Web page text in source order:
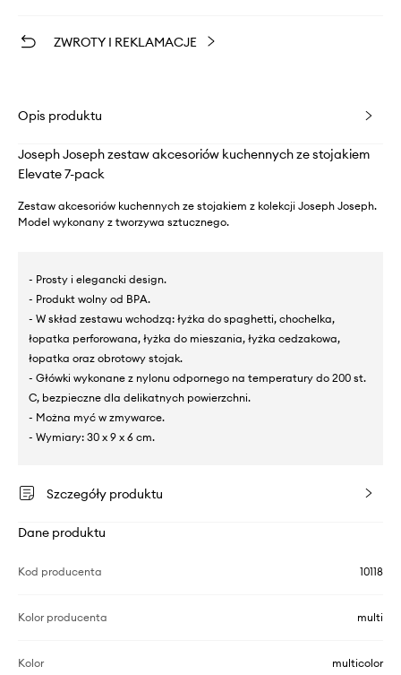
ZWROTY I REKLAMACJE
Opis produktu
Joseph Joseph zestaw akcesoriów kuchennych ze stojakiem
Elevate 7-pack
Zestaw akcesoriów kuchennych ze stojakiem z kolekcji Joseph Joseph.
Model wykonany z tworzywa sztucznego.
- Prosty i elegancki design.
- Produkt wolny od BPA.
- W skład zestawu wchodzą: łyżka do spaghetti, chochelka,
łopatka perforowana, łyżka do mieszania, łyżka cedzakowa,
łopatka oraz obrotowy stojak.
- Główki wykonane z nylonu odpornego na temperatury do 200 st.
C, bezpieczne dla delikatnych powierzchni.
- Można myć w zmywarce.
- Wymiary: 30 x 9 x 6 cm.
Szczegóły produktu
Dane produktu
Kod producenta 10118
Kolor producenta multi
Kolor multicolor